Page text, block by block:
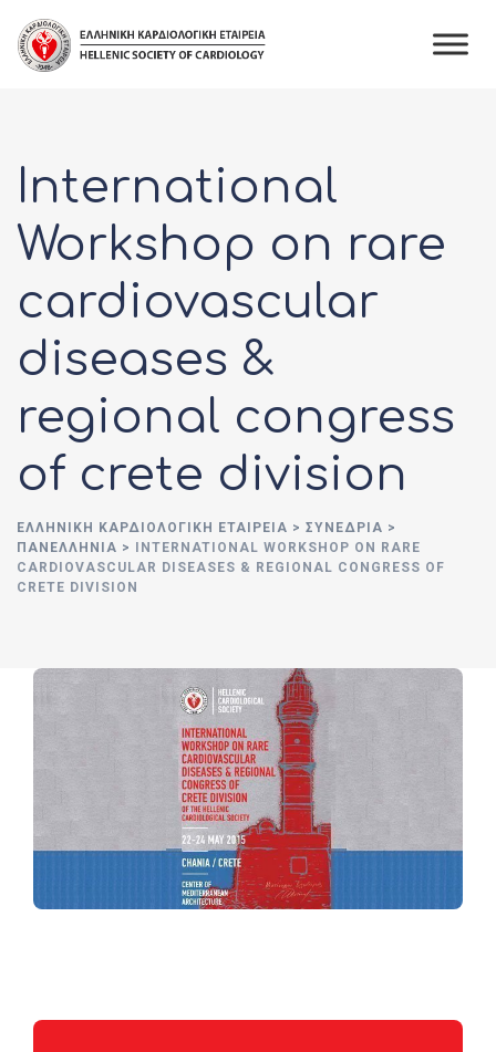
content
International
Workshop on rare
cardiovascular
diseases &
regional congress
of crete division
ΕΛΛΗΝΙΚΉ ΚΑΡΔΙΟΛΟΓΙΚΉ ΕΤΑΙΡΕΊΑ > ΣΥΝΈΔΡΙΑ >
ΠΑΝΕΛΛΉΝΙΑ >
INTERNATIONAL WORKSHOP ON RARE
CARDIOVASCULAR DISEASES & REGIONAL CONGRESS OF
CRETE DIVISION